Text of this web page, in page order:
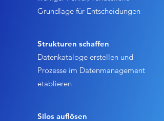
Grundlage für Entscheidungen
Strukturen schaffen
Datenkataloge erstellen und
Prozesse im Datenmanagement
etablieren
Silos auflösen